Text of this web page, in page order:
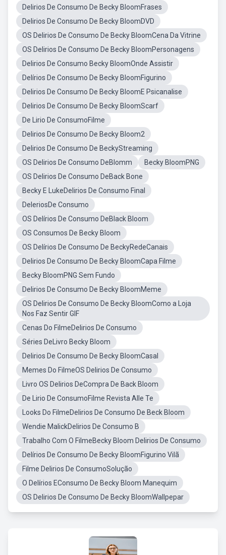
Delirios De Consumo De Becky BloomFrases
Delirios De Consumo De Becky BloomDVD
OS Delirios De Consumo De Becky BloomCena Da Vitrine
OS Delirios De Consumo De Becky BloomPersonagens
Delirios De Consumo Becky BloomOnde Assistir
Delírios De Consumo De Becky BloomFigurino
Delirios De Consumo De Becky BloomE Psicanalise
Delirios De Consumo De Becky BloomScarf
De Lirio De ConsumoFilme
Delirios De Consumo De Becky Bloom2
Delirios De Consumo De BeckyStreaming
OS Delirios De Consumo DeBlomm
Becky BloomPNG
OS Delirios De Consumo DeBack Bone
Becky E LukeDelirios De Consumo Final
DeleriosDe Consumo
OS Delírios De Consumo DeBlack Bloom
OS Consumos De Becky Bloom
OS Delírios De Consumo De BeckyRedeCanais
Delirios De Consumo De Becky BloomCapa Filme
Becky BloomPNG Sem Fundo
Delirios De Consumo De Becky BloomMeme
OS Delirios De Consumo De Becky BloomComo a Loja
Nos Faz Sentir GIF
Cenas Do FilmeDelirios De Consumo
Séries DeLivro Becky Bloom
Delirios De Consumo De Becky BloomCasal
Memes Do FilmeOS Delirios De Consumo
Livro OS Delirios DeCompra De Back Bloom
De Lirio De ConsumoFilme Revista Alle Te
Looks Do FilmeDelirios De Consumo De Beck Bloom
Wendie MalickDelirios De Consumo B
Trabalho Com O FilmeBecky Bloom Delirios De Consumo
Delírios De Consumo De Becky BloomFigurino Vilã
Filme Delirios De ConsumoSolução
O Delírios EConsumo De Becky Bloom Manequim
OS Delirios De Consumo De Becky BloomWallpepar